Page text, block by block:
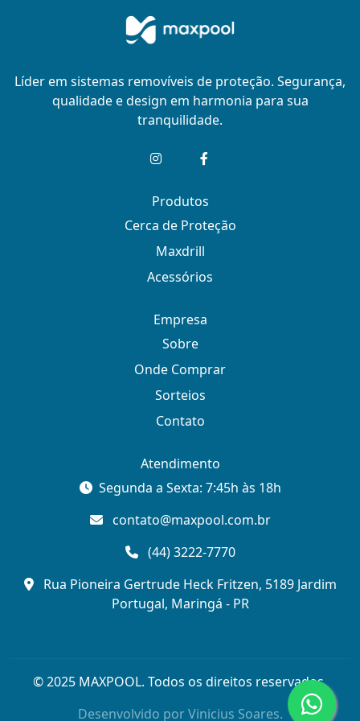
Líder em sistemas removíveis de proteção. Segurança,
qualidade e design em harmonia para sua
tranquilidade.
Produtos
Cerca de Proteção
Maxdrill
Acessórios
Empresa
Sobre
Onde Comprar
Sorteios
Contato
Atendimento
Segunda a Sexta: 7:45h às 18h
contato@maxpool.com.br
(44) 3222-7770
Rua Pioneira Gertrude Heck Fritzen, 5189 Jardim
Portugal, Maringá - PR
© 2025 MAXPOOL. Todos os direitos reservados.
Desenvolvido porVinicius Soares.